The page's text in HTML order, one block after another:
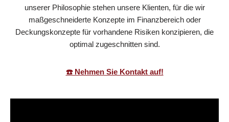
unserer Philosophie stehen unsere Klienten, für die wir
maßgeschneiderte Konzepte im Finanzbereich oder
Deckungskonzepte für vorhandene Risiken konzipieren, die
optimal zugeschnitten sind.
☎️ Nehmen Sie Kontakt auf!